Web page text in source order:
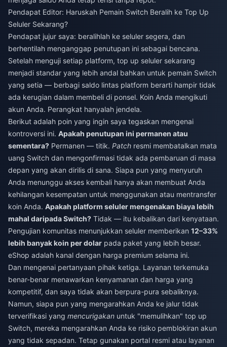
Pendapat Editor: Haruskah Pemain Switch Beralih ke Top Up
Seluler Sekarang?
Pendapat jujur saya: beralihlah ke seluler segera, dan
berhentilah menganggap penutupan ini sebagai bencana.
Setelah menguji setiap platform, top up seluler sekarang
menjadi standar yang lebih andal bahkan untuk pemain Switch
yang setia — berbagi saldo lintas platform berarti hampir tidak
ada kerugian dalam membeli di ponsel. Koin Anda mengikuti
akun Anda. Perangkat hanyalah jendela.
Berikut adalah poin yang ingin saya tegaskan mengenai
kontroversi ini. Apakah penutupan ini permanen atau
sementara? Permanen — titik. Patch resmi membatalkan mata
uang Switch dan mengonfirmasi tidak ada pembaruan di masa
depan yang akan dirilis di sana. Siapa pun yang menyuruh
Anda menunggu akses kembali hanya akan membuat Anda
kehilangan kesempatan untuk menggunakan atau mentransfer
koin Anda. Apakah platform seluler mengenakan biaya lebih
mahal daripada Switch? Tidak — itu kebalikan dari kenyataan.
Pengujian komunitas menunjukkan seluler memberikan 12–33%
lebih banyak koin per dolar pada paket yang lebih besar.
eShop adalah kanal dengan harga premium selama ini.
Dan mengenai pertanyaan pihak ketiga. Layanan terkemuka
benar-benar menawarkan kenyamanan dan harga yang
kompetitif, dan saya tidak akan berpura-pura sebaliknya.
Namun, siapa pun yang mengarahkan Anda ke jalur tidak
terverifikasi yang mencurigakan untuk "memulihkan" top up
Switch, mereka mengarahkan Anda ke risiko pemblokiran akun
yang tidak sepadan. Tetap gunakan portal resmi atau layanan